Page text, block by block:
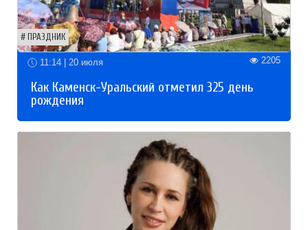
ПРАЗДНИК
11:14 | 20 июля 2205
Как Каменск-Уральский отметил 325 день
рождения